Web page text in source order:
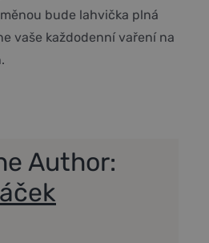
bude lahvička plná
vaše každodenní vaření na
Author: